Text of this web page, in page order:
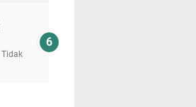
Tidak